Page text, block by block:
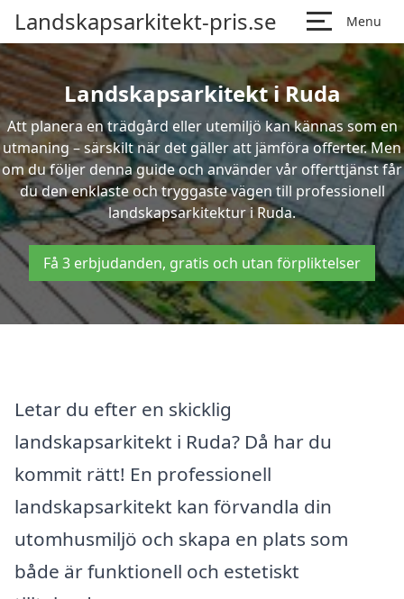
Landskapsarkitekt-pris.se Menu
Landskapsarkitekt i Ruda
Att planera en trädgård eller utemiljö kan kännas som en
utmaning – särskilt när det gäller att jämföra offerter. Men
om du följer denna guide och använder vår offerttjänst får
du den enklaste och tryggaste vägen till professionell
landskapsarkitektur i Ruda.
Få 3 erbjudanden, gratis och utan förpliktelser
Letar du efter en skicklig
landskapsarkitekt i Ruda? Då har du
kommit rätt! En professionell
landskapsarkitekt kan förvandla din
utomhusmiljö och skapa en plats som
både är funktionell och estetiskt